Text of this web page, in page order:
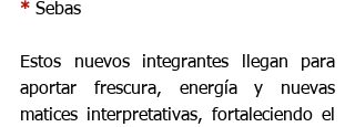
* Sebas
Estos nuevos integrantes llegan para
aportar frescura, energía y nuevas
matices interpretativas, fortaleciendo el